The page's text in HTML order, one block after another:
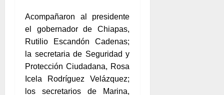
Acompañaron al presidente
el gobernador de Chiapas,
Rutilio Escandón Cadenas;
la secretaria de Seguridad y
Protección Ciudadana, Rosa
Icela Rodríguez Velázquez;
los secretarios de Marina,